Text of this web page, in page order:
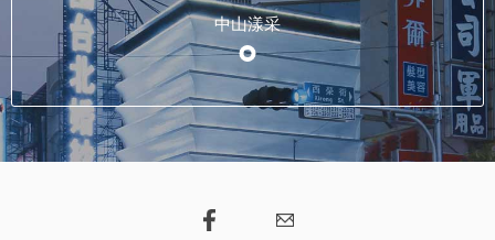
中山漾采